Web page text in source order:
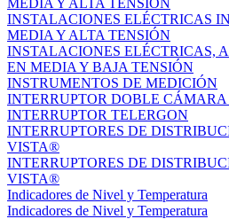
MEDIA Y ALTA TENSIÓN
INSTALACIONES ELÉCTRICAS
MEDIA Y ALTA TENSIÓN
INSTALACIONES ELÉCTRICAS,
EN MEDIA Y BAJA TENSIÓN
INSTRUMENTOS DE MEDICIÓN
INTERRUPTOR DOBLE CÁMARA
INTERRUPTOR TELERGON
INTERRUPTORES DE
VISTA®
INTERRUPTORES DE
VISTA®
Indicadores de Nivel y Temperatura
Indicadores de Nivel y Temperatura